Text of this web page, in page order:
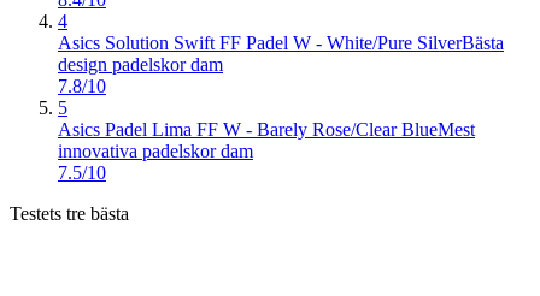
4
Asics Solution Swift FF Padel W - White/Pure SilverBästa
design padelskor dam
7.8/10
5
Asics Padel Lima FF W - Barely Rose/Clear BlueMest
innovativa padelskor dam
7.5/10
Testets tre bästa